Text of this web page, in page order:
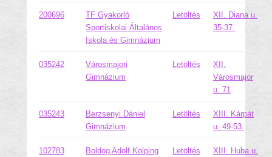
200696
TF Gyakorló
Sportiskolai Általános
Iskola és Gimnázium
Letöltés
XII. Diana u.
35-37.
035242
Városmajori
Gimnázium
Letöltés
XII.
Városmajor
u. 71
035243
Berzsenyi Dániel
Gimnázium
Letöltés
XIII. Kárpát
u. 49-53.
102783
Boldog Adolf Kolping
Letöltés
XIII. Huba u.